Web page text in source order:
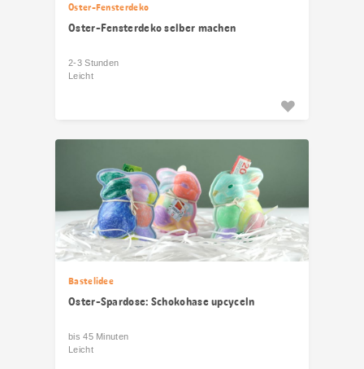
Oster-Fensterdeko
Oster-Fensterdeko selber machen
2-3 Stunden
Leicht
Bastelidee
Oster-Spardose: Schokohase upcyceln
bis 45 Minuten
Leicht